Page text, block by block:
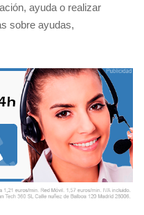
ayuda o realizar
sobre ayudas,